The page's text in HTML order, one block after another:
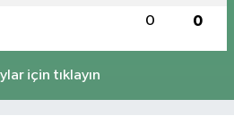
0 0
için tıklayın